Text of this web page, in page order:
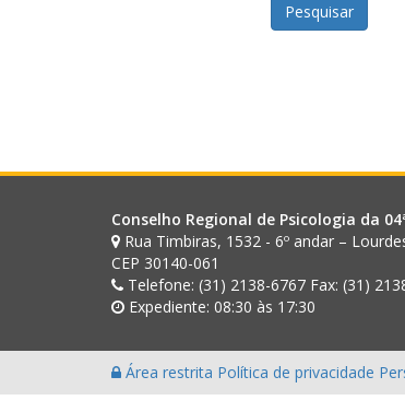
Pesquisar
Conselho Regional de Psicologia da
Rua Timbiras, 1532 - 6º andar –
CEP 30140-061
Telefone: (31) 2138-6767 Fax: (31)
Expediente: 08:30 às 17:30
Área restrita Política de privacidade